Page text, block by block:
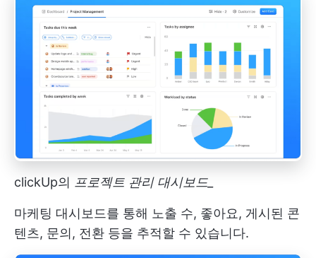
clickUp의 프로젝트 관리 대시보드_
마케팅 대시보드를 통해 노출 수, 좋아요, 게시된 콘
텐츠, 문의, 전환 등을 추적할 수 있습니다.